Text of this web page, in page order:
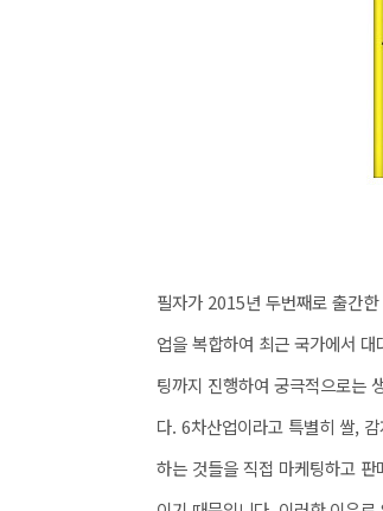
필자가 2015년 두번째로 출간
업을 복합하여 최근 국가에서
팅까지 진행하여 궁극적으로는
다. 6차산업이라고 특별히 쌀,
하는 것들을 직접 마케팅하고